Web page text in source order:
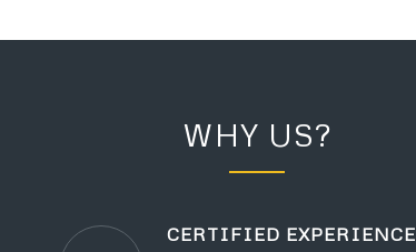
WHY US?
CERTIFIED EXPERIENCE